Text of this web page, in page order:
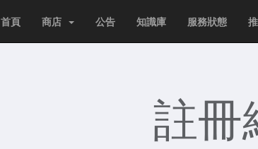
首頁 商店 公告 知識庫 服務狀態
註冊